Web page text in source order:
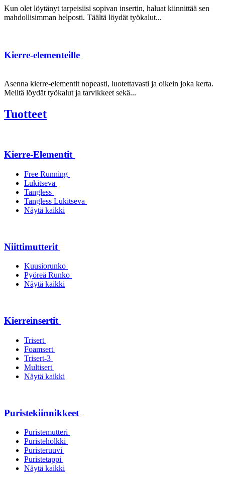
Kun olet löytänyt tarpeisiisi sopivan insertin, haluat kiinnittää sen
mahdollisimman helposti. Täältä löydät työkalut...
Kierre-elementeille
Asenna kierre-elementit nopeasti, luotettavasti ja oikein joka kerta.
Meiltä löydät työkalut ja tarvikkeet sekä...
Tuotteet
Kierre-Elementit
Free Running
Lukitseva
Tangless
Tangless Lukitseva
Näytä kaikki
Niittimutterit
Kuusiorunko
Pyöreä Runko
Näytä kaikki
Kierreinsertit
Trisert
Foamsert
Trisert-3
Multisert
Näytä kaikki
Puristekiinnikkeet
Puristemutteri
Puristeholkki
Puristeruuvi
Puristetappi
Näytä kaikki